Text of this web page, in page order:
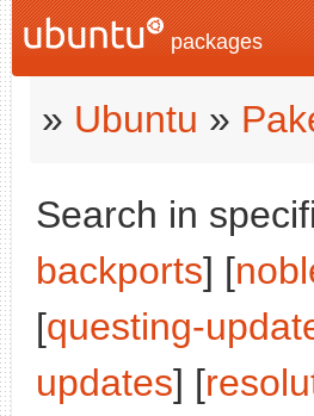
packages
» Ubuntu »
Search in
backports] [
[questing-
updates] [